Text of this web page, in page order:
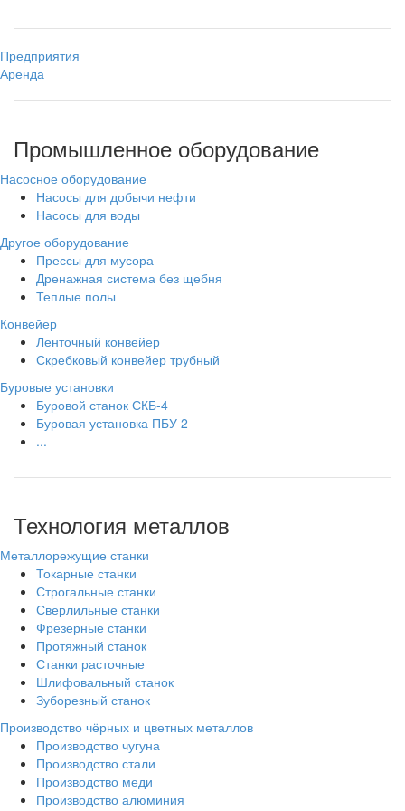
Предприятия
Аренда
Промышленное оборудование
Насосное оборудование
Насосы для добычи нефти
Насосы для воды
Другое оборудование
Прессы для мусора
Дренажная система без щебня
Теплые полы
Конвейер
Ленточный конвейер
Скребковый конвейер трубный
Буровые установки
Буровой станок СКБ-4
Буровая установка ПБУ 2
...
Технология металлов
Металлорежущие станки
Токарные станки
Строгальные станки
Сверлильные станки
Фрезерные станки
Протяжный станок
Станки расточные
Шлифовальный станок
Зуборезный станок
Производство чёрных и цветных металлов
Производство чугуна
Производство стали
Производство меди
Производство алюминия